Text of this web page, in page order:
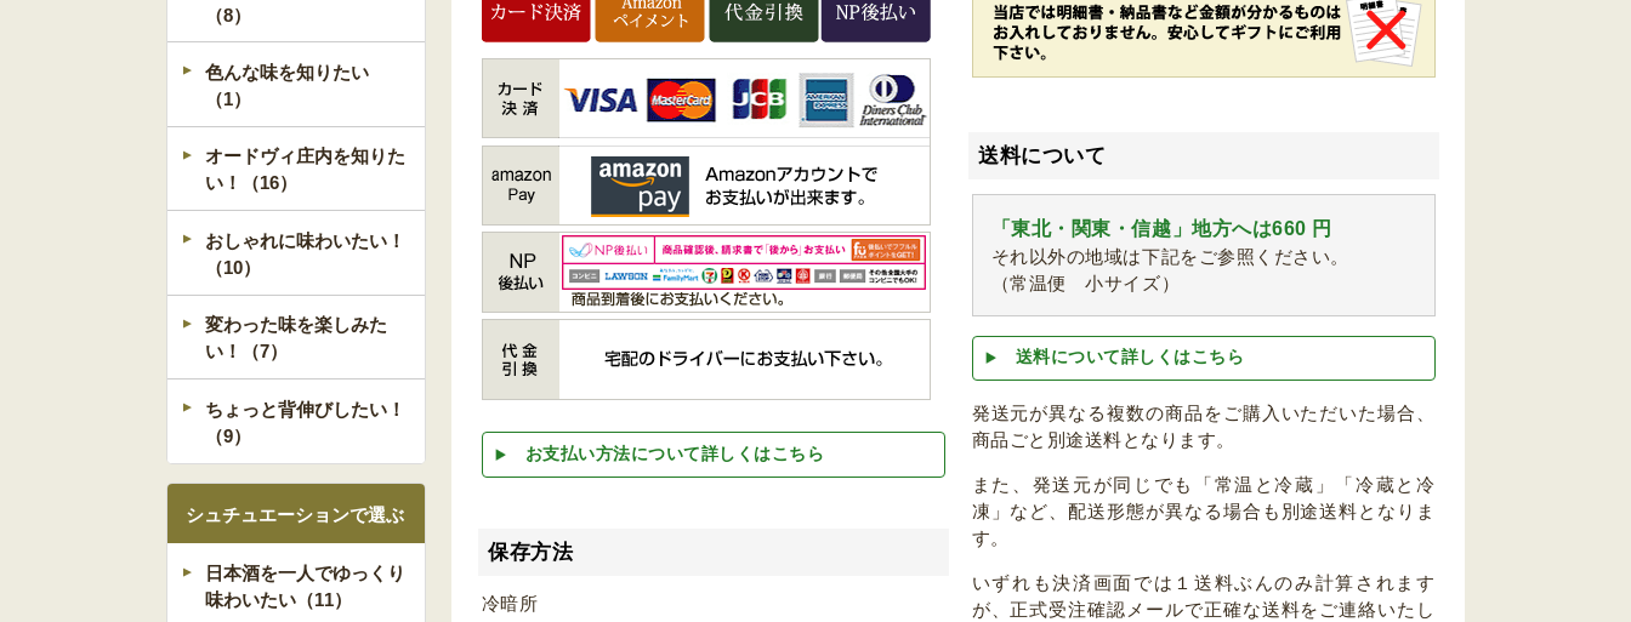
お支払い方法について詳しくはこちら
保存方法
冷暗所
送料について
「東北・関東・信越」地方へは660 円
それ以外の地域は下記をご参照ください。
（常温便 小サイズ）
送料について詳しくはこちら
発送元が異なる複数の商品をご購入いただいた場合、
商品ごと別途送料となります。
また、発送元が同じでも「常温と冷蔵」「冷蔵と冷
凍」など、配送形態が異なる場合も別途送料となりま
す。
いずれも決済画面では１送料ぶんのみ計算されます
が、正式受注確認メールで正確な送料をご連絡いたし
（8）
色んな味を知りたい
（1）
オードヴィ庄内を知りた
い！（16）
おしゃれに味わいたい！
（10）
変わった味を楽しみた
い！（7）
ちょっと背伸びしたい！
（9）
シュチュエーションで選ぶ
日本酒を一人でゆっくり
味わいたい（11）